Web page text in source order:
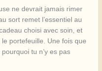
ne devrait jamais rimer
sort remet l’essentiel au
choisi avec soin, et
portefeuille. Une fois que
tu n’y es pas